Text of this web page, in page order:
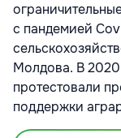
с пандемией
Молдова. В
протестовали
поддержки